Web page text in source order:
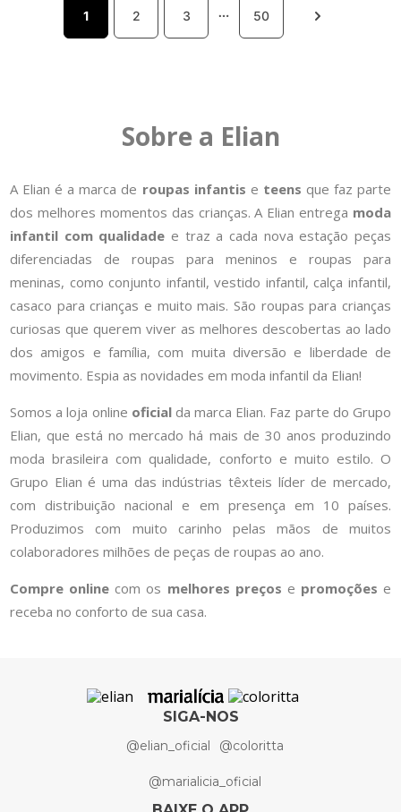
1 2 3 50
Sobre a Elian
A Elian é a marca de roupas infantis e teens que faz parte
dos melhores momentos das crianças. A Elian entrega moda
infantil com qualidade e traz a cada nova estação peças
diferenciadas de roupas para meninos e roupas para
meninas, como conjunto infantil, vestido infantil, calça infantil,
casaco para crianças e muito mais. São roupas para crianças
curiosas que querem viver as melhores descobertas ao lado
dos amigos e família, com muita diversão e liberdade de
movimento. Espia as novidades em moda infantil da Elian!
Somos a loja online oficialda marca Elian. Faz parte do Grupo
Elian, que está no mercado há mais de 30 anos produzindo
moda brasileira com qualidade, conforto e muito estilo. O
Grupo Elian é uma das indústrias têxteis líder de mercado,
com distribuição nacional e em presença em 10 países.
Produzimos com muito carinho pelas mãos de muitos
colaboradores milhões de peças de roupas ao ano.
Compre online com os melhores preços e promoções e
receba no conforto de sua casa.
SIGA-NOS
@elian_oficial @coloritta
@marialicia_oficial